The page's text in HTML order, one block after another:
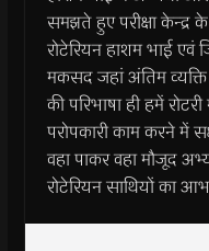
समझते हुए परीक्षा केन्द्र
रोटेरियन हाशम भाई एवं
मकसद जहां अंतिम
की परिभाषा ही हमें
परोपकारी काम करने में
वहा पाकर वहा मौजूद
रोटेरियन साथियों का